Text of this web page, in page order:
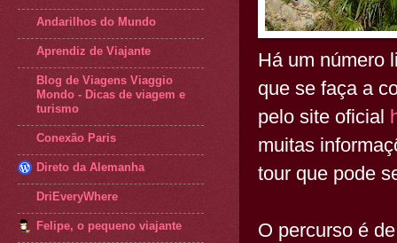
Há um número
que se faça a
pelo site oficial
muitas
tour que pode
O percurso é
Andarilhos do Mundo
Aprendiz de Viajante
Blog de Viagens Viaggio
Mondo - Dicas de viagem e
turismo
Conexão Paris
Direto da Alemanha
DriEveryWhere
Felipe, o pequeno viajante